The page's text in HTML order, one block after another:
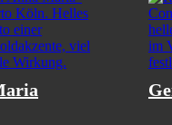
Projekte des
Westfalen,